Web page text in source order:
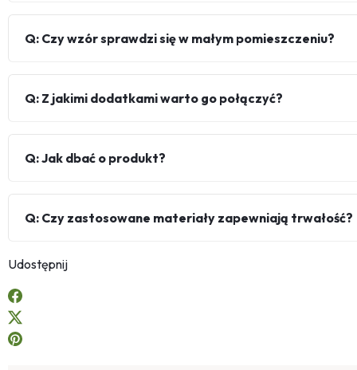
Q: Czy wzór sprawdzi się w małym pomieszczeniu?
Q: Z jakimi dodatkami warto go połączyć?
Q: Jak dbać o produkt?
Q: Czy zastosowane materiały zapewniają trwałość?
Udostępnij